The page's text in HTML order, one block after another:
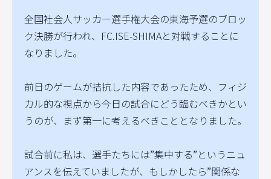
全国社会人サッカー選手権大会の東海予選のブロッ
ク決勝が行われ、FC.ISE-SHIMAと対戦することに
なりました。
前日のゲームが拮抗した内容であったため、フィジ
カル的な視点から今日の試合にどう臨むべきかとい
うのが、まず第一に考えるべきこととなりました。
試合前に私は、選手たちには”集中する”というニュ
アンスを伝えていましたが、もしかしたら”関係な